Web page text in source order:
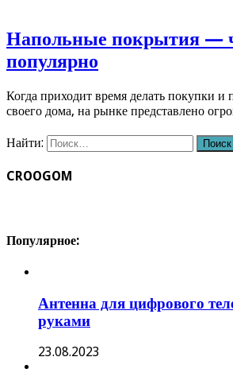
Напольные покрытия —
популярно
Когда приходит время делать покупки и
своего дома, на рынке представлено
Найти:
CROOGOM
Популярное:
Антенна для цифрового
руками
23.08.2023